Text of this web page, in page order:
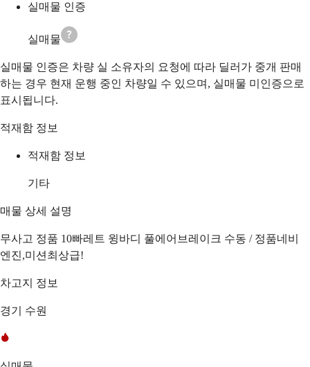
실매물 인증
실매물
실매물 인증은 차량 실 소유자의 요청에 따라 딜러가 중개 판매
하는 경우 현재 운행 중인 차량일 수 있으며, 실매물 미인증으로
표시됩니다.
적재함 정보
적재함 정보
기타
매물 상세 설명
무사고 정품 10빠레트 윙바디 풀에어브레이크 수동 / 정품네비
엔진,미션최상급!
차고지 정보
경기 수원